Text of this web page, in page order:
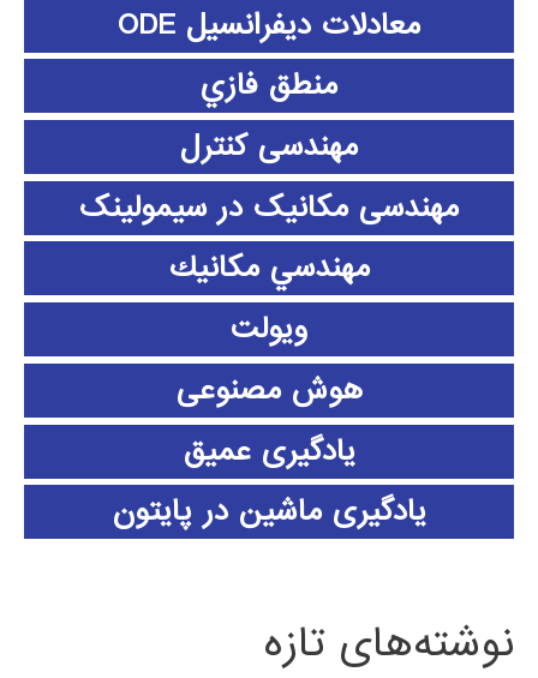
معادلات دیفرانسیل ODE
منطق فازي
مهندسی کنترل
مهندسی مکانیک در سیمولینک
مهندسي مكانيك
ویولت
هوش مصنوعی
یادگیری عمیق
یادگیری ماشین در پایتون
نوشته‌های تازه